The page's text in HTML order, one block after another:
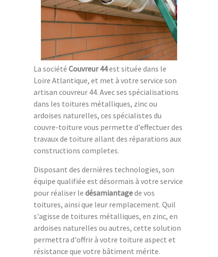
La société Couvreur 44est située dans le
Loire Atlantique, et met à votre service son
artisan couvreur 44. Avec ses spécialisations
dans les toitures métalliques, zinc ou
ardoises naturelles, ces spécialistes du
couvre-toiture vous permette d'effectuer des
travaux de toiture allant des réparations aux
constructions completes.
Disposant des dernières technologies, son
équipe qualifiée est désormais à votre service
pour réaliser le désamiantagede vos
toitures, ainsi que leur remplacement. Quil
s'agisse de toitures métalliques, en zinc, en
ardoises naturelles ou autres, cette solution
permettra d'offrir à votre toiture aspect et
résistance que votre bâtiment mérite.